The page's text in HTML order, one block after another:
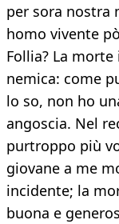
per sora nostra
homo vivente
Follia? La
nemica: come
lo so, non ho
angoscia. Nel
purtroppo più
giovane a me
incidente; la
buona e